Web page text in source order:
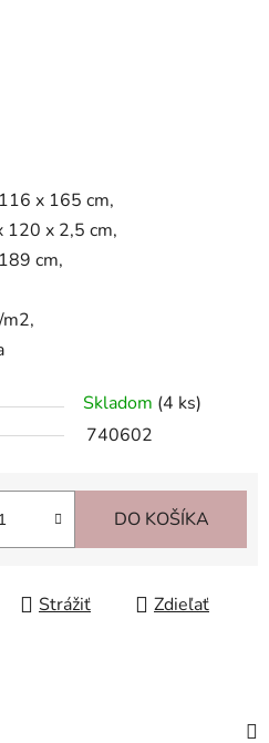
x 165 cm,
120 x 2,5 cm,
cm,
Skladom (4 ks)
740602
DO KOŠÍKA
Strážiť Zdieľať